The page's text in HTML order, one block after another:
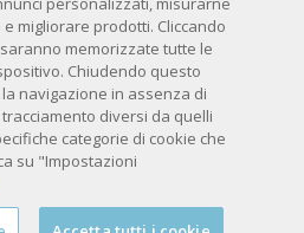
clienti|Cookie policy|Credits
reserved.
migliorare prodotti. Cliccando
saranno memorizzate tutte le
Chiudendo questo
navigazione in assenza di
diversi da quelli
categorie di cookie che
su "Impostazioni